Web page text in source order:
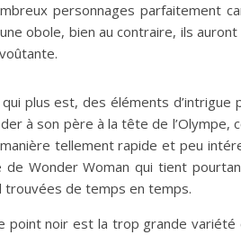
personnages parfaitement
obole, bien au contraire, ils
qui plus est, des éléments
à son père à la tête de
tellement rapide et peu
de Wonder Woman qui tient
trouvées de temps en temps.
point noir est la trop grande variété